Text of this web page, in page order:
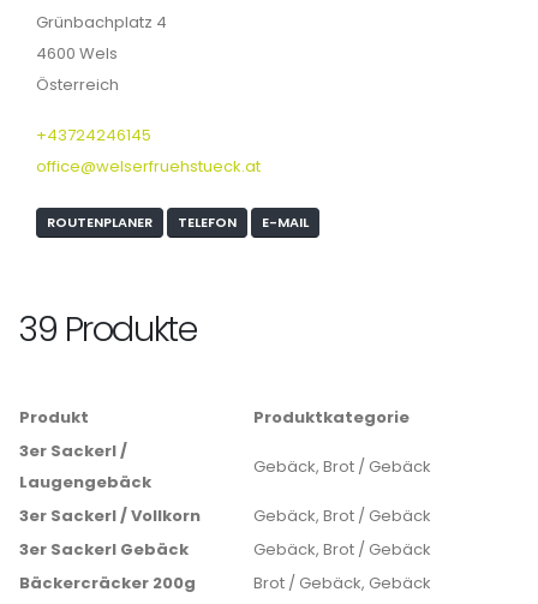
Grünbachplatz 4
4600 Wels
Österreich
+43724246145
office@welserfruehstueck.at
ROUTENPLANER TELEFON E-MAIL
39 Produkte
Produkt
Produktkategorie
3er Sackerl /
Laugengebäck
Gebäck, Brot / Gebäck
3er Sackerl / Vollkorn
Gebäck, Brot / Gebäck
3er Sackerl Gebäck
Gebäck, Brot / Gebäck
Bäckercräcker 200g
Brot / Gebäck, Gebäck